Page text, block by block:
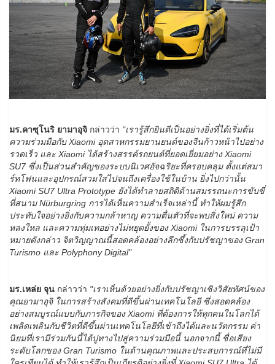
มร.คาซุโนริ ยามาอุจิ กล่าวว่า "เรารู้สึกยินดีเป็นอย่างยิ่งที่ได้เริ่มต้น
ความร่วมมือกับ Xiaomi อุตสาหกรรมยานยนต์ของจีนก้าวหน้าไปอย่าง
รวดเร็ว และ Xiaomi ได้สร้างสรรค์รถยนต์ที่ยอดเยี่ยมอย่าง Xiaomi
SU7 ซึ่งเป็นส่วนสำคัญของระบบนิเวศอัจฉริยะที่ครอบคลุม ตั้งแต่สมา
ร์ทโฟนและอุปกรณ์สวมใส่ไปจนถึงเครื่องใช้ในบ้าน ยิ่งไปกว่านั้น
Xiaomi SU7 Ultra Prototype ยังได้ทำลายสถิติด้านสมรรถนะการขับขี่
ที่สนาม Nürburgring การได้เห็นความสำเร็จเหล่านี้ ทำให้ผมรู้สึก
ประทับใจอย่างยิ่งกับความกล้าหาญ ความตื่นตัวที่จะพบสิ่งใหม่ ความ
หลงใหล และความทุ่มเทอย่างไม่หยุดยั้งของ Xiaomi ในการบรรลุเป้า
หมายดังกล่าว จิตวิญญาณนี้สอดคล้องอย่างลึกซึ้งกับปรัชญาของ Gran
Turismo และ Polyphony Digital"
มร.เหล่ย จุน กล่าวว่า "เราเห็นด้วยอย่างยิ่งกับปรัชญาเชิงวิสัยทัศน์ของ
คุณยามาอุจิ ในการสร้างสังคมที่ดีขึ้นผ่านเทคโนโลยี ซึ่งสอดคล้อง
อย่างสมบูรณ์แบบกับภารกิจของ Xiaomi ที่ต้องการให้ทุกคนในโลกได้
เพลิดเพลินกับชีวิตที่ดีขึ้นผ่านเทคโนโลยีที่เข้าถึงได้และนวัตกรรม ค่า
นิยมที่เรามีร่วมกันนี้ได้ปูทางไปสู่ความร่วมมือนี้ นอกจากนี้ ชื่อเสียง
ระดับโลกของ Gran Turismo ในด้านคุณภาพและประสบการณ์ที่ไม่มี